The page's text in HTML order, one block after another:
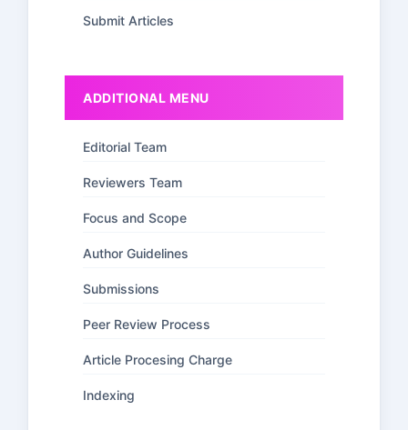
Submit Articles
ADDITIONAL MENU
Editorial Team
Reviewers Team
Focus and Scope
Author Guidelines
Submissions
Peer Review Process
Article Procesing Charge
Indexing